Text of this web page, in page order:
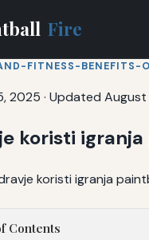
Fire
FITNESS-BENEFITS-
2025 · Updated
koristi
Contents